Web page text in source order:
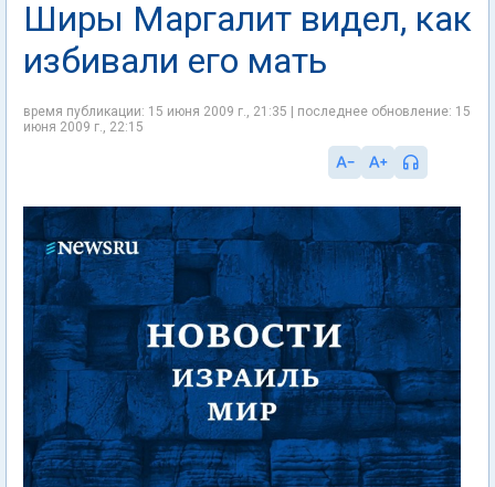
Ширы Маргалит видел, как
избивали его мать
время публикации: 15 июня 2009 г., 21:35 | последнее обновление: 15
июня 2009 г., 22:15